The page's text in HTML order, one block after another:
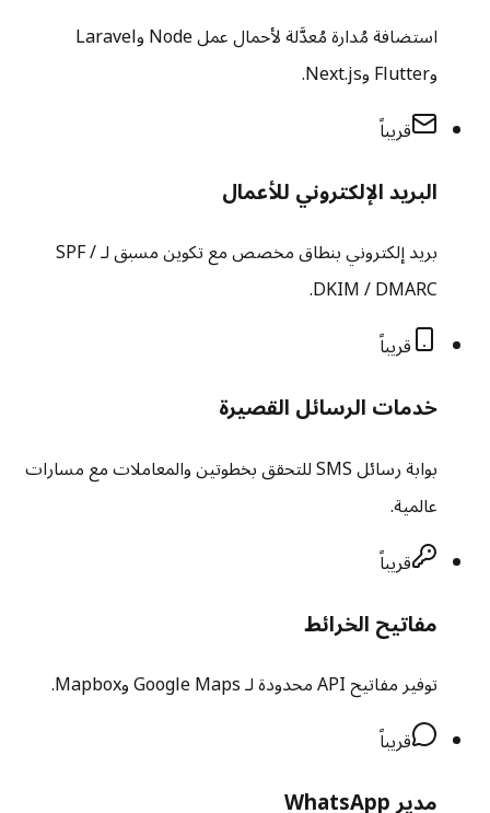
استضافة مُدارة مُعدَّلة لأحمال عمل Node وLaravel
وFlutter وNext.js.
قريباً
البريد الإلكتروني للأعمال
بريد إلكتروني بنطاق مخصص مع تكوين مسبق لـ SPF /
DKIM / DMARC.
قريباً
خدمات الرسائل القصيرة
بوابة رسائل SMS للتحقق بخطوتين والمعاملات مع مسارات
عالمية.
قريباً
مفاتيح الخرائط
توفير مفاتيح API محدودة لـ Google Maps وMapbox.
قريباً
مدير WhatsApp